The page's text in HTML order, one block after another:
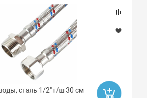
сталь 1/2" г/ш 30 см